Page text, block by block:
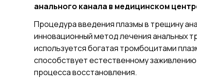
анального канала в медицинском
Процедура введения плазмы в трещину
инновационный метод лечения анальных
используется богатая тромбоцитами
способствует естественному
процесса восстановления.